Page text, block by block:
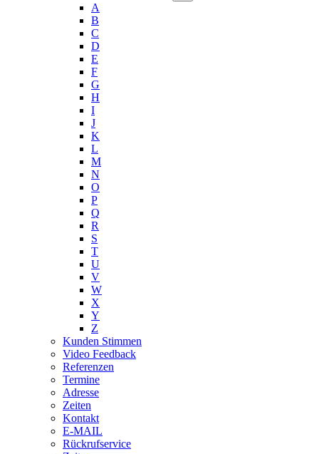
A
B
C
D
E
F
G
H
I
J
K
L
M
N
O
P
Q
R
S
T
U
V
W
X
Y
Z
Kunden Stimmen
Video Feedback
Referenzen
Termine
Adresse
Zeiten
Kontakt
E-MAIL
Rückrufservice